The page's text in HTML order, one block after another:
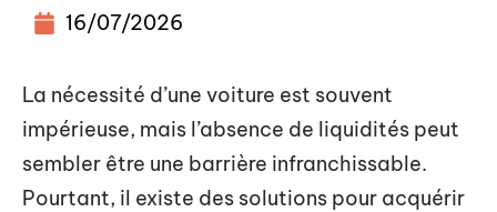
16/07/2026
La nécessité d’une voiture est souvent
impérieuse, mais l’absence de liquidités peut
sembler être une barrière infranchissable.
Pourtant, il existe des solutions pour acquérir